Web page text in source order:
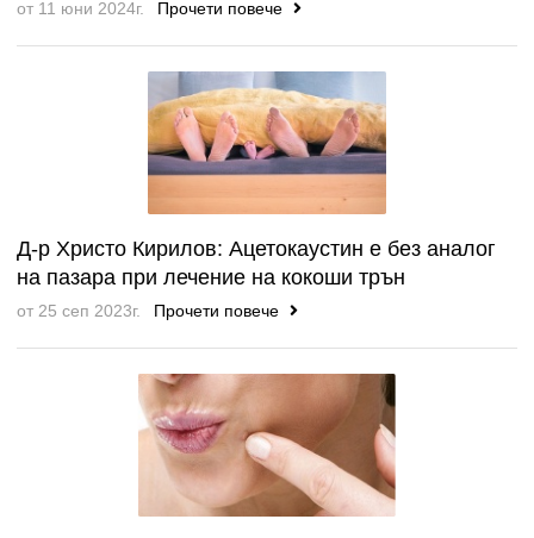
от 11 юни 2024г. Прочети повече
Д-р Христо Кирилов: Ацетокаустин е без аналог
на пазара при лечение на кокоши трън
от 25 сеп 2023г. Прочети повече